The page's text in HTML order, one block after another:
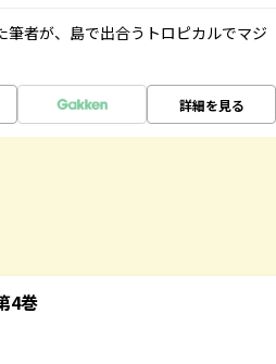
者が、島で出合うトロピカルでマジ
詳細を見る
4巻